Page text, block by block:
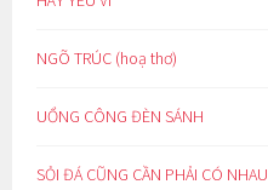
NGÕ TRÚC (hoạ thơ)
UỔNG CÔNG ĐÈN SÁNH
SỎI ĐÁ CŨNG CẦN PHẢI CÓ NHAU